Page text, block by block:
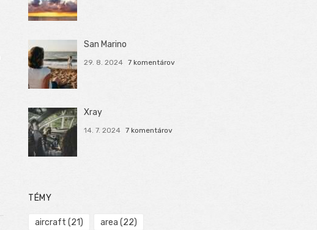
San Marino
29. 8. 2024 7 komentárov
Xray
14. 7. 2024 7 komentárov
TÉMY
aircraft (21) area (22)